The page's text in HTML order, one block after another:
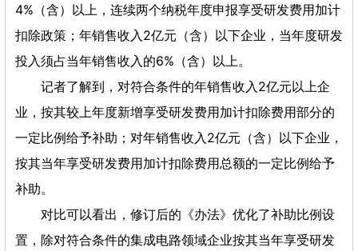
4%（含）以上，连续两个纳税年度申报享受研发费用加计
扣除政策；年销售收入2亿元（含）以下企业，当年度研发
投入须占当年销售收入的6%（含）以上。
记者了解到，对符合条件的年销售收入2亿元以上企
业，按其较上年度新增享受研发费用加计扣除费用部分的
一定比例给予补助；对年销售收入2亿元（含）以下企业，
按其当年享受研发费用加计扣除费用总额的一定比例给予
补助。
对比可以看出，修订后的《办法》优化了补助比例设
置，除对符合条件的集成电路领域企业按其当年享受研发